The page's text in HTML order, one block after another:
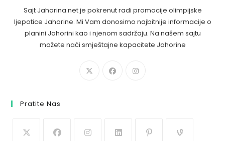
Sajt Jahorina.net je pokrenut radi promocije olimpijske
ljepotice Jahorine. Mi Vam donosimo najbitnije informacije o
planini Jahorini kao i njenom sadržaju. Na našem sajtu
možete naći smještajne kapacitete Jahorine
Pratite Nas